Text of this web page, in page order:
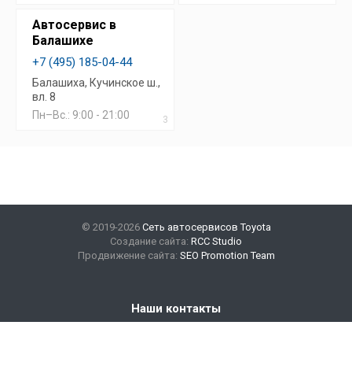
3
Автосервис в
Балашихе
+7 (495) 185-04-44
Балашиха, Кучинское ш.,
вл. 8
Пн–Вс.: 9:00 - 21:00
© 2019-2026 Сеть автосервисов Toyota
Создание сайта: RCC Studio
Продвижение сайта: SEO Promotion Team
Наши контакты